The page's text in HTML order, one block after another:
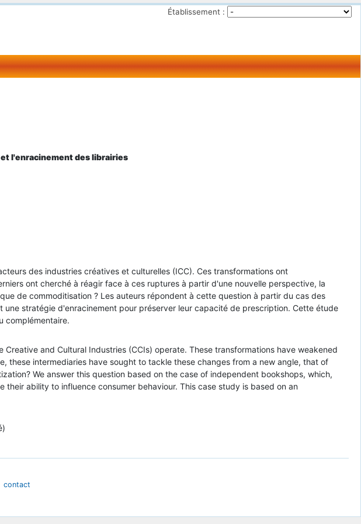
Établissement :
l'enracinement des librairies
des industries créatives et culturelles (ICC). Ces transformations ont
ont cherché à réagir face à ces ruptures à partir d'une nouvelle perspective, la
de commoditisation ? Les auteurs répondent à cette question à partir du cas des
stratégie d'enracinement pour préserver leur capacité de prescription. Cette étude
complémentaire.
and Cultural Industries (CCIs) operate. These transformations have weakened
intermediaries have sought to tackle these changes from a new angle, that of
We answer this question based on the case of independent bookshops, which,
ability to influence consumer behaviour. This case study is based on an
contact